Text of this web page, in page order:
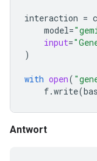
interaction =
model=
input=
)
with open(
f.write(
Antwort